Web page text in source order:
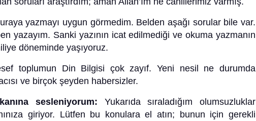
yazmayı uygun görmedim. Belden aşağı sorular bile var.
yazayım. Sanki yazının icat edilmediği ve okuma yazmanın
döneminde yaşıyoruz.
toplumun Din Bilgisi çok zayıf. Yeni nesil ne durumda
ve birçok şeyden habersizler.
sesleniyorum: Yukarıda sıraladığım olumsuzluklar
giriyor. Lütfen bu konulara el atın; bunun için gerekli